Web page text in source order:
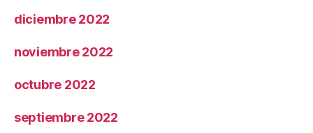
diciembre 2022
noviembre 2022
octubre 2022
septiembre 2022